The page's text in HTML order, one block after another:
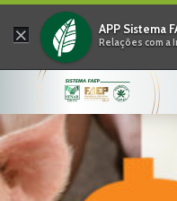
× APP Sistema
Relações com a